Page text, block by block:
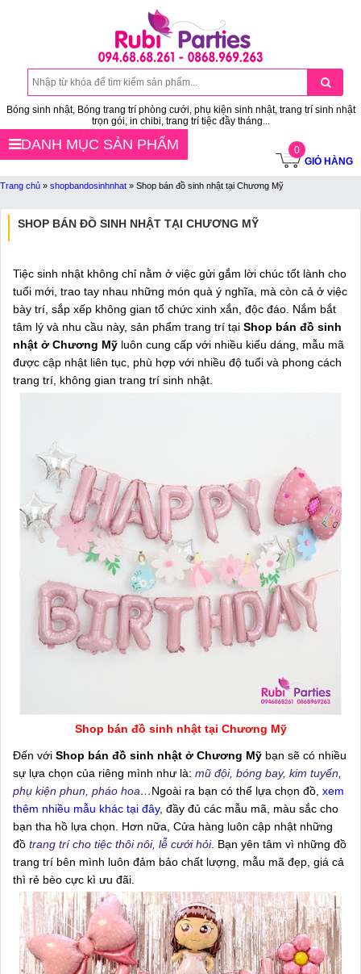
Bóng sinh nhật, Bóng trang trí phòng cưới, phụ kiện sinh nhật, trang trí sinh nhật
trọn gói, in chibi, trang trí tiệc đầy tháng...
0
GIỎ HÀNG
DANH MỤC SẢN PHẨM
Trang chủ » shopbandosinhnhat » Shop bán đồ sinh nhật tại Chương Mỹ
SHOP BÁN ĐỒ SINH NHẬT TẠI CHƯƠNG MỸ
Tiệc sinh nhật không chỉ nằm ở việc gửi gắm lời chúc tốt lành cho
tuổi mới, trao tay nhau những món quà ý nghĩa, mà còn cả ở việc
bày trí, sắp xếp không gian tổ chức xinh xắn, độc đáo. Nắm bắt
tâm lý và nhu cầu này, sản phẩm trang trí tại Shop bán đồ sinh
nhật ở Chương Mỹ luôn cung cấp với nhiều kiểu dáng, mẫu mã
được cập nhật liên tục, phù hợp với nhiều độ tuổi và phong cách
trang trí, không gian trang trí sinh nhật.
Shop bán đồ sinh nhật tại Chương Mỹ
Đến với Shop bán đồ sinh nhật ở Chương Mỹ bạn sẽ có nhiều
sự lựa chọn của riêng mình như là: mũ đội, bóng bay, kim tuyến,
phụ kiện phun, pháo hoa…Ngoài ra bạn có thể lựa chọn đồ, xem
thêm nhiều mẫu khác tại đây, đầy đủ các mẫu mã, màu sắc cho
bạn tha hồ lựa chọn. Hơn nữa, Cửa hàng luôn cập nhật những
đồ trang trí cho tiệc thôi nôi, lễ cưới hỏi. Bạn yên tâm vì những đồ
trang trí bên mình luôn đảm bảo chất lượng, mẫu mã đẹp, giá cả
thì rẻ bèo cực kì ưu đãi.